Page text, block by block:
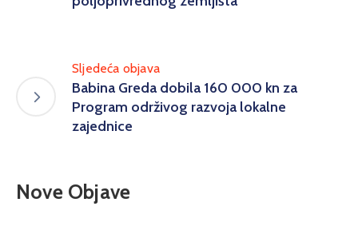
Sljedeća objava
Babina Greda dobila 160 000 kn za
Program održivog razvoja lokalne
zajednice
Nove Objave